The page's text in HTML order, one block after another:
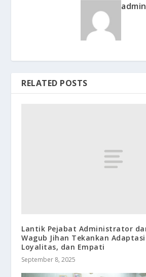
admin
RELATED POSTS
Lantik Pejabat Administrator
Wagub Jihan Tekankan
Loyalitas, dan Empati
September 8, 2025